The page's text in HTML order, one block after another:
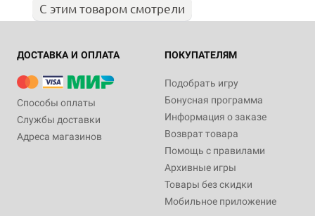
С этим товаром смотрели
ДОСТАВКА И ОПЛАТА
Способы оплаты
Службы доставки
Адреса магазинов
ПОКУПАТЕЛЯМ
Подобрать игру
Бонусная программа
Информация о заказе
Возврат товара
Помощь с правилами
Архивные игры
Товары без скидки
Мобильное приложение